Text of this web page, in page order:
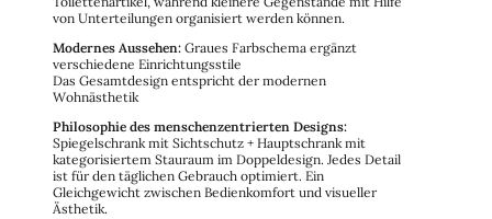
von Unterteilungen organisiert werden können.
Modernes Aussehen: Graues Farbschema ergänzt
verschiedene Einrichtungsstile
Das Gesamtdesign entspricht der modernen
Wohnästhetik
Philosophie des menschenzentrierten Designs:
Spiegelschrank mit Sichtschutz + Hauptschrank mit
kategorisiertem Stauraum im Doppeldesign. Jedes Detail
ist für den täglichen Gebrauch optimiert. Ein
Gleichgewicht zwischen Bedienkomfort und visueller
Ästhetik.